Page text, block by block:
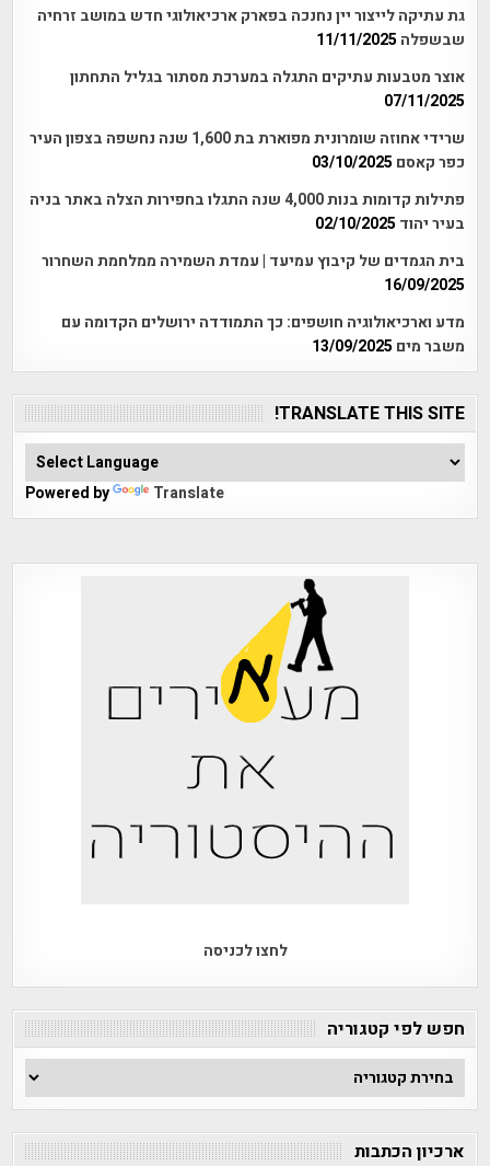
גת עתיקה לייצור יין נחנכה בפארק ארכיאולוגי חדש במושב זרחיה
שבשפלה 11/11/2025
אוצר מטבעות עתיקים התגלה במערכת מסתור בגליל התחתון
07/11/2025
שרידי אחוזה שומרונית מפוארת בת 1,600 שנה נחשפה בצפון העיר
כפר קאסם 03/10/2025
פתילות קדומות בנות 4,000 שנה התגלו בחפירות הצלה באתר בניה
בעיר יהוד 02/10/2025
בית הגמדים של קיבוץ עמיעד | עמדת השמירה ממלחמת השחרור
16/09/2025
מדע וארכיאולוגיה חושפים: כך התמודדה ירושלים הקדומה עם
משבר מים 13/09/2025
TRANSLATE THIS SITE!
Powered by Translate
לחצו לכניסה
חפש לפי קטגוריה
חפש
לפי
קטגוריה
ארכיון הכתבות